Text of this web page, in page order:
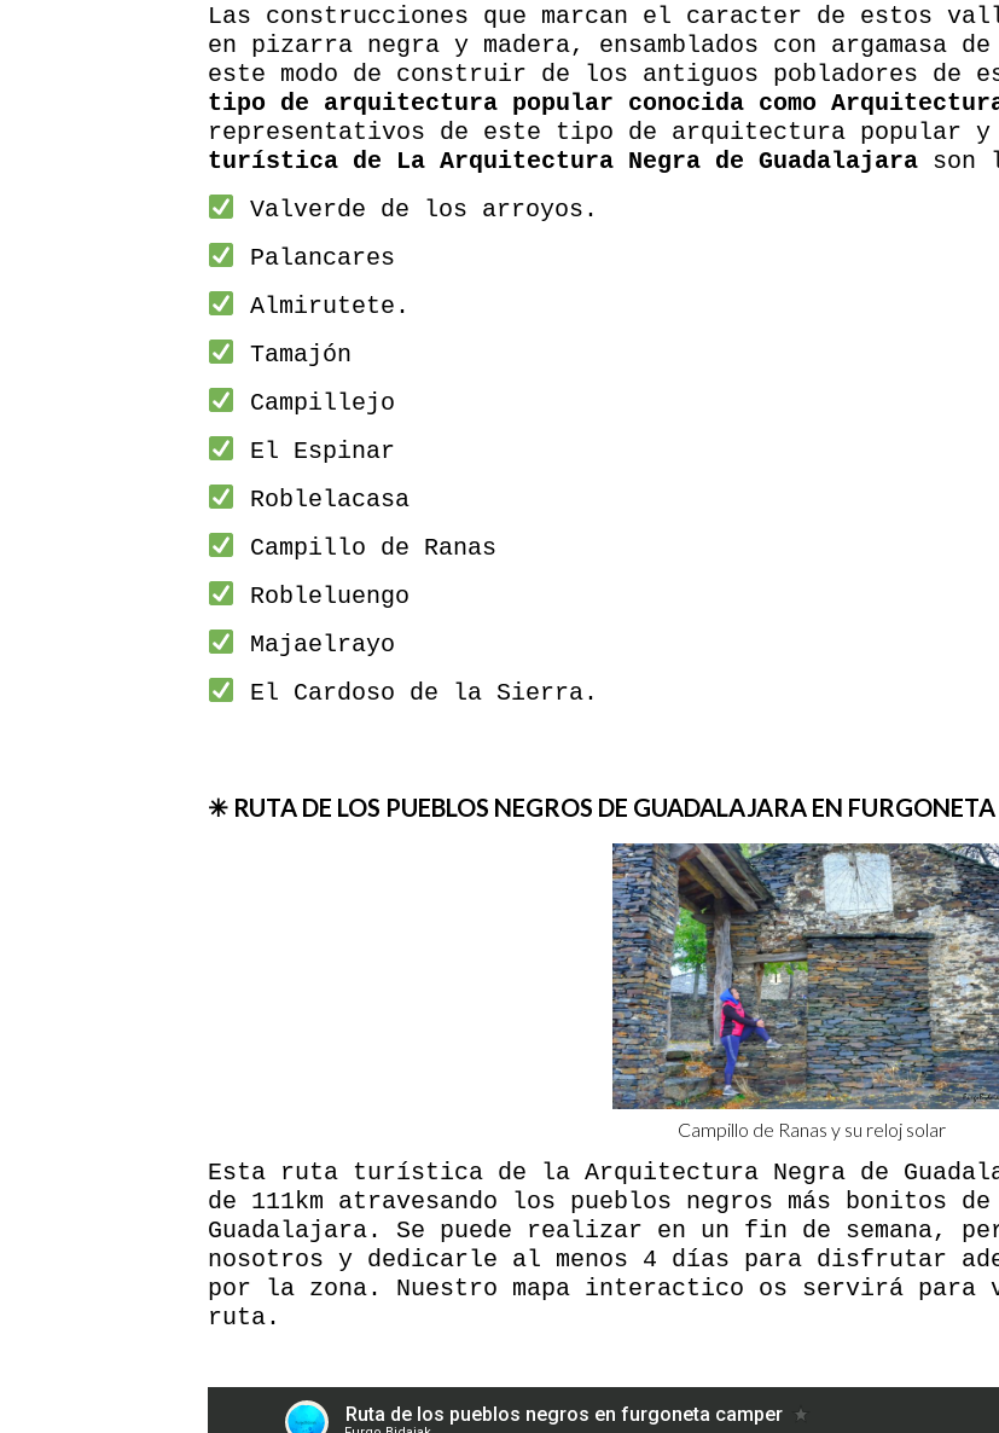
Las construcciones que marcan el caracter de estos
en pizarra negra y madera, ensamblados con
este modo de construir de los antiguos pobladores de
tipo de arquitectura popular conocida como
representativos de este tipo de arquitectura popular y
turística de La Arquitectura Negra de Guadalajara son
Valverde de los arroyos.
Palancares
Almirutete.
Tamajón
Campillejo
El Espinar
Roblelacasa
Campillo de Ranas
Robleluengo
Majaelrayo
El Cardoso de la Sierra.
✳ RUTA DE LOS PUEBLOS NEGROS DE GUADALAJARA EN
Campillo de Ranas y su reloj solar
Esta ruta turística de la Arquitectura Negra de
de 111km atravesando los pueblos negros más bonitos
Guadalajara. Se puede realizar en un fin de semana,
nosotros y dedicarle al menos 4 días para disfrutar
por la zona. Nuestro mapa interactico os servirá
ruta.